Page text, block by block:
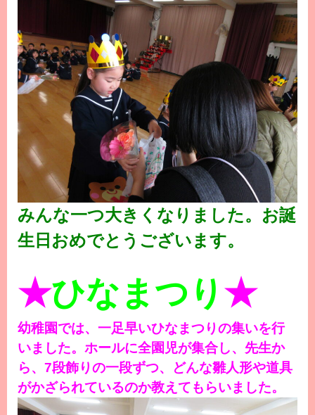
みんな一つ大きくなりました。お誕
生日おめでとうございます。
★ひなまつり ★
幼稚園では、一足早いひなまつりの集いを行
いました。ホールに全園児が集合し、先生か
ら、7段飾りの一段ずつ、どんな雛人形や道具
がかざられているのか教えてもらいました。